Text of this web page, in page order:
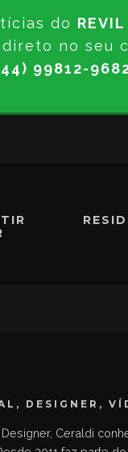
do REVIL
no seu
99812-
DESIGNER,
Ceraldi